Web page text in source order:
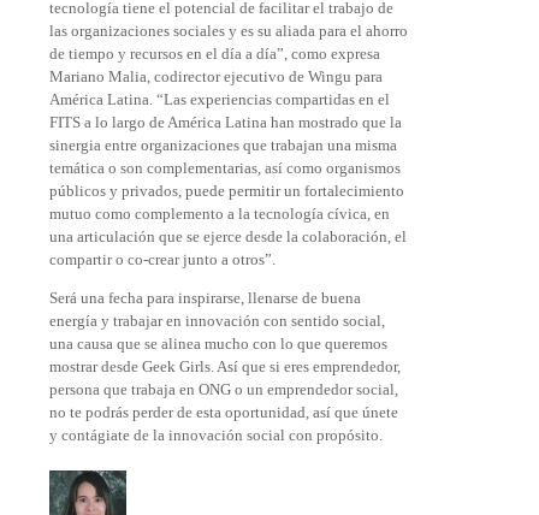
tecnología tiene el potencial de facilitar el trabajo de
las organizaciones sociales y es su aliada para el ahorro
de tiempo y recursos en el día a día”, como expresa
Mariano Malia, codirector ejecutivo de Wingu para
América Latina. “Las experiencias compartidas en el
FITS a lo largo de América Latina han mostrado que la
sinergia entre organizaciones que trabajan una misma
temática o son complementarias, así como organismos
públicos y privados, puede permitir un fortalecimiento
mutuo como complemento a la tecnología cívica, en
una articulación que se ejerce desde la colaboración, el
compartir o co-crear junto a otros”.
Será una fecha para inspirarse, llenarse de buena
energía y trabajar en innovación con sentido social,
una causa que se alinea mucho con lo que queremos
mostrar desde Geek Girls. Así que si eres emprendedor,
persona que trabaja en ONG o un emprendedor social,
no te podrás perder de esta oportunidad, así que únete
y contágiate de la innovación social con propósito.